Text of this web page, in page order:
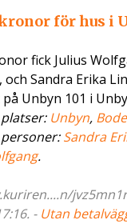
för hus i
fick Julius
och Sandra Erika
Unbyn 101 i
Unbyn,
Sandra
.
- Utan